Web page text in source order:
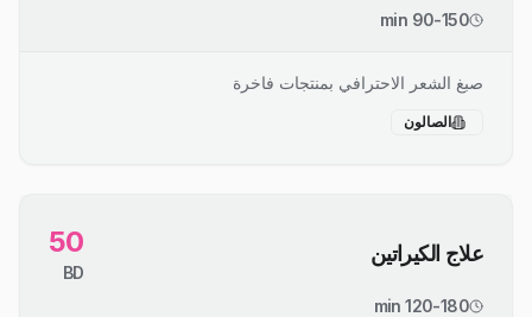
90-150 min
صبغ الشعر الاحترافي بمنتجات فاخرة
الصالون
علاج الكيراتين 50
BD
120-180 min